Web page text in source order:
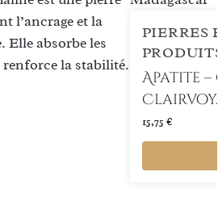
PIERRES
Apatite
15,75 €